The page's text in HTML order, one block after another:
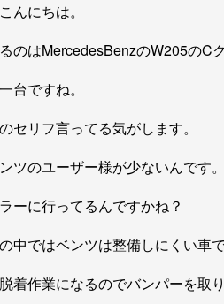
んにちは。
のはMercedesBenzのW205のC
台ですね。
セリフ言ってる気がします。
ツのユーザー様が少ないんです。
ーに行ってるんですかね？
中ではベンツは整備しにくい車
着作業になるのでバンパーを取